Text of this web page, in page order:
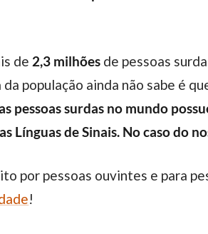
de 2,3 milhões de pessoas
da população ainda não sabe é
pessoas surdas no mundo
Línguas de Sinais. No caso do
por pessoas ouvintes e para
!